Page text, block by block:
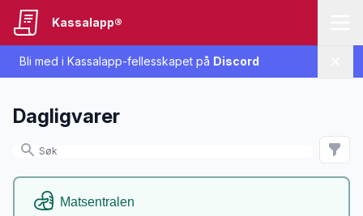
Bli med i Kassalapp-fellesskapet på Discord
Kassalapp®
Dagligvarer